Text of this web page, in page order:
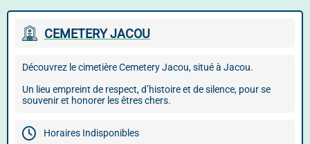
CEMETERY JACOU
Découvrez le cimetière Cemetery Jacou, situé à Jacou.
Un lieu empreint de respect, d’histoire et de silence, pour se
souvenir et honorer les êtres chers.
Horaires Indisponibles